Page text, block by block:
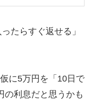
たらすぐ返せる」
に5万円を「10日で
の利息だと思うかも